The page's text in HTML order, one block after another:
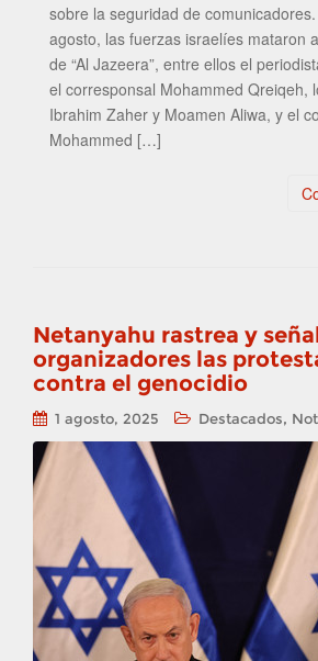
sobre la seguridad de
agosto, las fuerzas israelíes mataron
de “Al Jazeera”, entre ellos el
el corresponsal Mohammed Qreiqeh,
Ibrahim Zaher y Moamen Aliwa, y el
Mohammed […]
Netanyahu rastrea y
organizadores las
contra el genocidio
1 agosto, 2025 Destacados,